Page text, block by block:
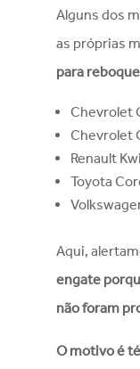
Alguns dos
as próprias
para reboque
Chevrolet
Chevrolet
Renault
Toyota
Aqui,
engate
não foram
O motivo é